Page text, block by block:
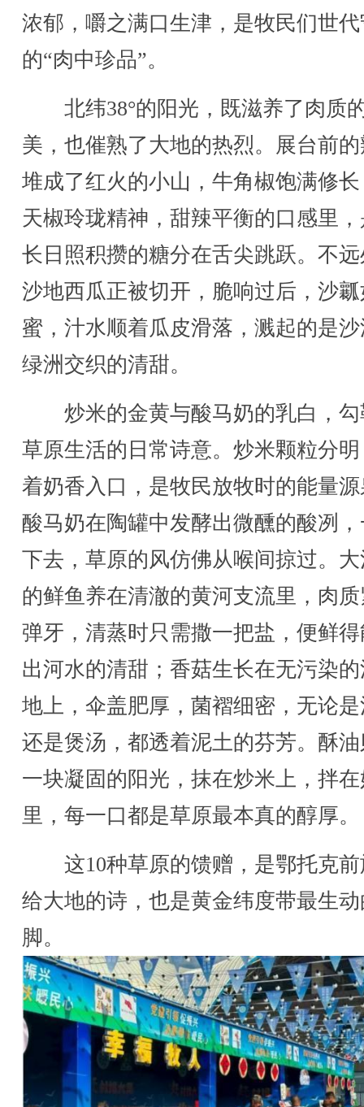
浓郁，嚼之满口生津，是牧民们世
的“肉中珍品”。
北纬38°的阳光，既滋养了肉质
美，也催熟了大地的热烈。展台前
堆成了红火的小山，牛角椒饱满修
天椒玲珑精神，甜辣平衡的口感里
长日照积攒的糖分在舌尖跳跃。不
沙地西瓜正被切开，脆响过后，沙
蜜，汁水顺着瓜皮滑落，溅起的是
绿洲交织的清甜。
炒米的金黄与酸马奶的乳白，勾
草原生活的日常诗意。炒米颗粒分
着奶香入口，是牧民放牧时的能量
酸马奶在陶罐中发酵出微醺的酸冽
下去，草原的风仿佛从喉间掠过。
的鲜鱼养在清澈的黄河支流里，肉
弹牙，清蒸时只需撒一把盐，便鲜
出河水的清甜；香菇生长在无污染
地上，伞盖肥厚，菌褶细密，无论
还是煲汤，都透着泥土的芬芳。酥
一块凝固的阳光，抹在炒米上，拌
里，每一口都是草原最本真的醇厚。
这10种草原的馈赠，是鄂托克前
给大地的诗，也是黄金纬度带最生
脚。